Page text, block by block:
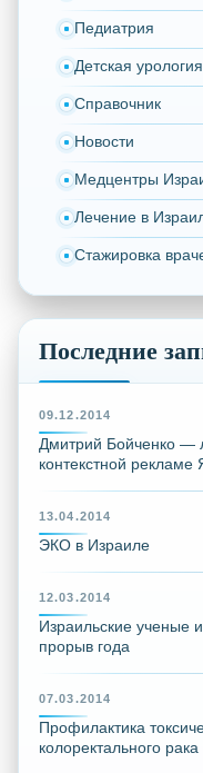
Педиатрия
Детская урология
Справочник
Новости
Медцентры
Лечение в
Стажировка
Последние
09.12.2014
Дмитрий Бойченко —
контекстной рекламе
13.04.2014
ЭКО в Израиле
12.03.2014
Израильские ученые
прорыв года
07.03.2014
Профилактика
колоректального рака